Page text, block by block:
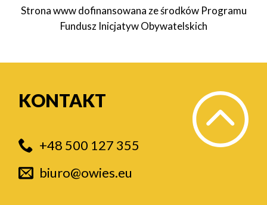
Strona www dofinansowana ze środków Programu
Fundusz Inicjatyw Obywatelskich
KONTAKT
+48 500 127 355
biuro@owies.eu